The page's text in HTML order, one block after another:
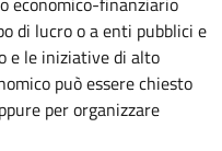
di lucro o a enti pubblici e
e le iniziative di alto
può essere chiesto
per organizzare